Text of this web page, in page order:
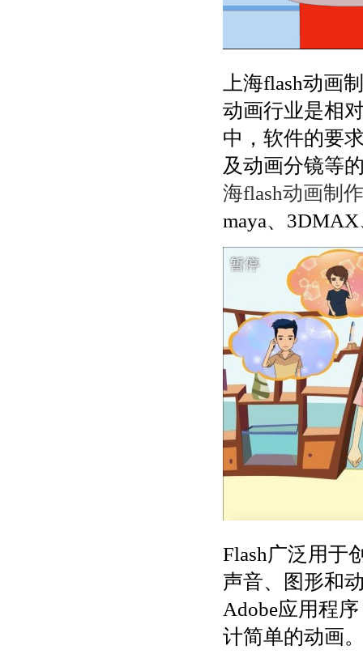
上海flash动画
动画行业是相
中，软件的要
及动画分镜等
海flash动画制
maya、
Flash广泛用于
声音、图形和
Adobe应用程
计简单的动画